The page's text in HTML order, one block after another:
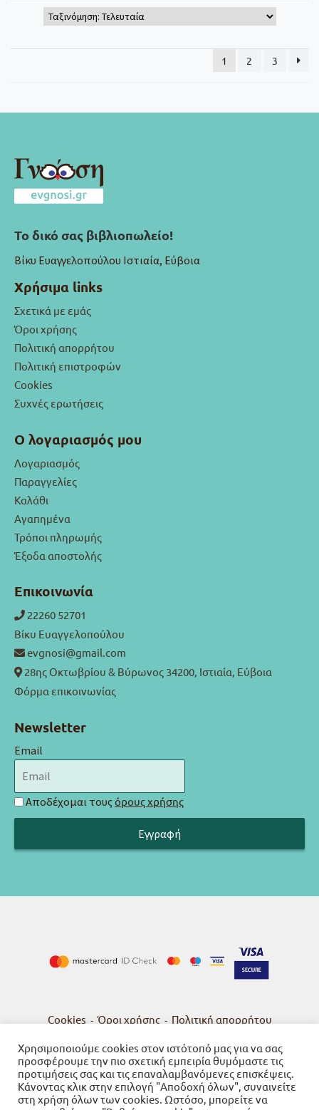
1 2 3
Το δικό σας βιβλιοπωλείο!
Βίκυ Ευαγγελοπούλου Ιστιαία, Εύβοια
Χρήσιμα links
Σχετικά με εμάς
Όροι χρήσης
Πολιτική απορρήτου
Πολιτική επιστροφών
Cookies
Συχνές ερωτήσεις
Ο λογαριασμός μου
Λογαριασμός
Παραγγελίες
Καλάθι
Αγαπημένα
Τρόποι πληρωμής
Έξοδα αποστολής
Επικοινωνία
22260 52701
Βίκυ Ευαγγελοπούλου
evgnosi@gmail.com
28ης Οκτωβρίου & Βύρωνος 34200, Ιστιαία, Εύβοια
Φόρμα επικοινωνίας
Newsletter
Email
Αποδέχομαι τους όρους χρήσης
Cookies - Όροι χρήσης - Πολιτική απορρήτου
© 2026Βιβλιοπωλείο Γνώση
Χρησιμοποιούμε cookies στον ιστότοπό μας για να σας
προσφέρουμε την πιο σχετική εμπειρία θυμόμαστε τις
προτιμήσεις σας και τις επαναλαμβανόμενες επισκέψεις.
Κάνοντας κλικ στην επιλογή "Αποδοχή όλων", συναινείτε
στη χρήση όλων των cookies. Ωστόσο, μπορείτε να